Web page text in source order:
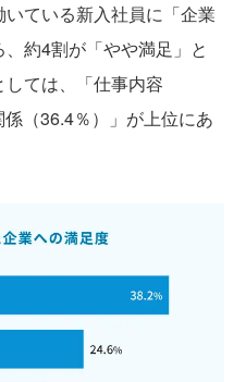
ている新入社員に「企業
約4割が「やや満足」と
ては、「仕事内容
係（36.4％）」が上位にあ